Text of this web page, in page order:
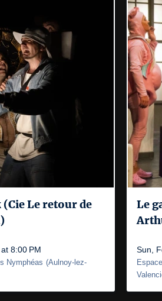
Le retour de
8:00 PM
Nymphéas (Aulnoy-lez-
Le
Sun,